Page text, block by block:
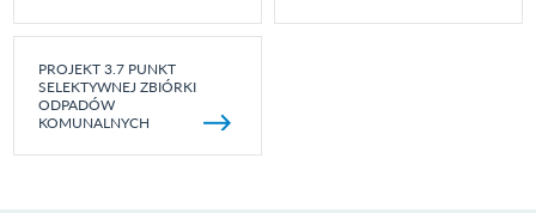
PROJEKT 3.7 PUNKT
SELEKTYWNEJ ZBIÓRKI
ODPADÓW
KOMUNALNYCH